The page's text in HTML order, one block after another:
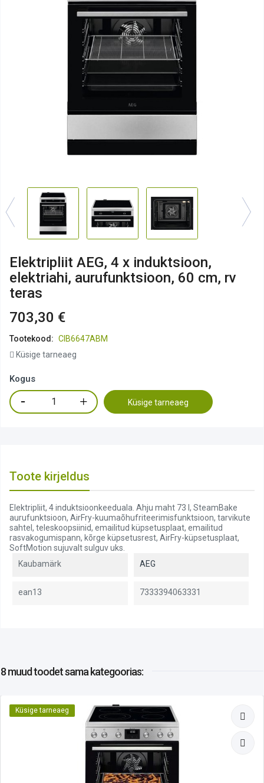
Elektripliit AEG, 4 x induktsioon,
elektriahi, aurufunktsioon, 60 cm, rv
teras
703,30 €
Tootekood: CIB6647ABM
Küsige tarneaeg
Kogus
Küsige tarneaeg
Toote kirjeldus
Elektripliit, 4 induktsioonkeeduala. Ahju maht 73 l, SteamBake
aurufunktsioon, AirFry-kuumaõhufriteerimisfunktsioon, tarvikute
sahtel, teleskoopsiinid, emailitud küpsetusplaat, emailitud
rasvakogumispann, kõrge küpsetusrest, AirFry-küpsetusplaat,
SoftMotion sujuvalt sulguv uks.
Kaubamärk
AEG
ean13 7333394063331
8 muud toodetsama kategoorias:
Küsige tarneaeg